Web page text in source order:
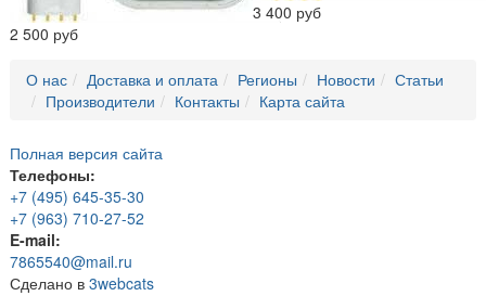
2 500 руб
3 400 руб
О нас Доставка и оплата Регионы Новости
Статьи
Производители
Контакты Карта сайта
Полная версия сайта
Телефоны:
+7 (495) 645-35-30
+7 (963) 710-27-52
E-mail:
7865540@mail.ru
Сделано в 3webcats